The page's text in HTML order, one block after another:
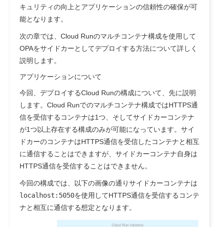
キュリティの向上とアプリケーションの信頼性の確保が可
能となります。
次の章では、Cloud Runのマルチコンテナ構成を使用して
OPAをサイドカーとしてデプロイする方法について詳しく
説明します。
アプリケーションについて
今回、デプロイするCloud Runの構成について、先に説明
します。Cloud Runでのマルチコンテナ構成ではHTTPS通
信を受信するコンテナは1つ、そしてサイドカーコンテナ
が1つ以上存在する構成のみが可能になっています。サイ
ドカーのコンテナはHTTPS通信を受信したコンテナと相互
に通信することはできますが、サイドカーコンテナ自身は
HTTPS通信を受信することはできません。
今回の構成では、以下の画像の通りサイドカーコンテナは
localhost:5050を使用してHTTPS通信を受信するコンテ
ナと相互に通信する想定となります。